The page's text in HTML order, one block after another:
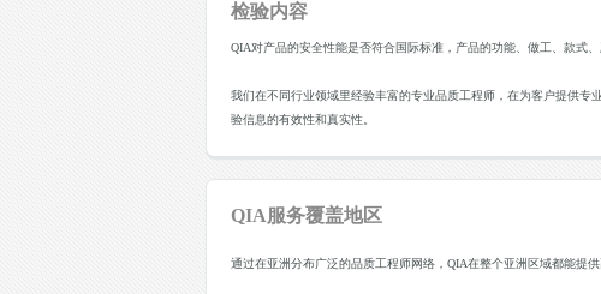
检验内容
QIA对产品的安全性能是否符合国际标准，产品的功能、做工、款式
我们在不同行业领域里经验丰富的专业品质工程师，在为客户提供
验信息的有效性和真实性。
QIA服务覆盖地区
通过在亚洲分布广泛的品质工程师网络，QIA在整个亚洲区域都能提供